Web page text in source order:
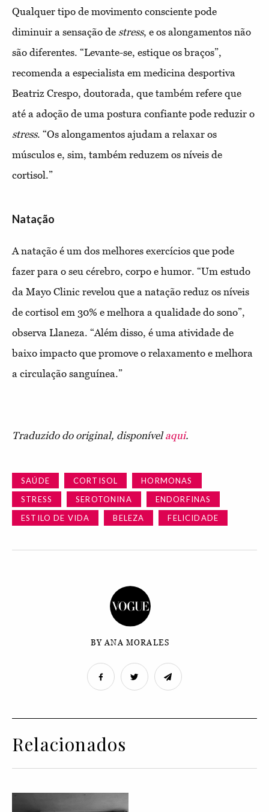
Qualquer tipo de movimento consciente pode
diminuir a sensação de stress, e os alongamentos não
são diferentes. “Levante-se, estique os braços”,
recomenda a especialista em medicina desportiva
Beatriz Crespo, doutorada, que também refere que
até a adoção de uma postura confiante pode reduzir o
stress. “Os alongamentos ajudam a relaxar os
músculos e, sim, também reduzem os níveis de
cortisol.”
Natação
A natação é um dos melhores exercícios que pode
fazer para o seu cérebro, corpo e humor. “Um estudo
da Mayo Clinic revelou que a natação reduz os níveis
de cortisol em 30% e melhora a qualidade do sono”,
observa Llaneza. “Além disso, é uma atividade de
baixo impacto que promove o relaxamento e melhora
a circulação sanguínea.”
Traduzido do original, disponívelaqui.
SAÚDE CORTISOL
HORMONAS
STRESS
SEROTONINA
ENDORFINAS
ESTILO DE VIDA
BELEZA FELICIDADE
BY ANA MORALES
Relacionados